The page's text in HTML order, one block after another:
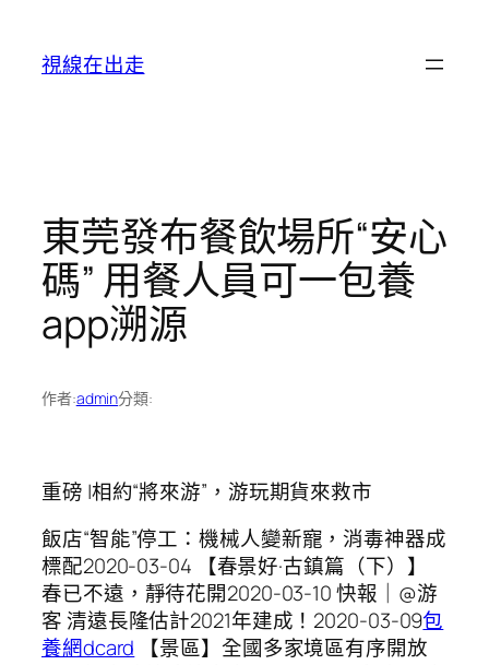
視線在出走
東莞發布餐飲場所“安心
碼” 用餐人員可一包養
app溯源
作者:admin分類:
重磅 |相約“將來游”，游玩期貨來救市
飯店“智能”停工：機械人變新寵，消毒神器成
標配2020-03-04 【春景好·古鎮篇（下）】
春已不遠，靜待花開2020-03-10 快報｜@游
客 清遠長隆估計2021年建成！2020-03-09包
養網dcard 【景區】全國多家境區有序開放